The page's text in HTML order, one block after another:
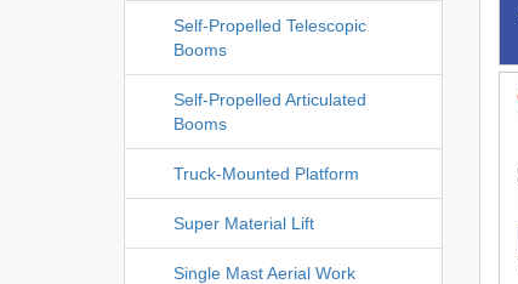
Self-Propelled Telescopic
Booms
Self-Propelled Articulated
Booms
Truck-Mounted Platform
Super Material Lift
Single Mast Aerial Work